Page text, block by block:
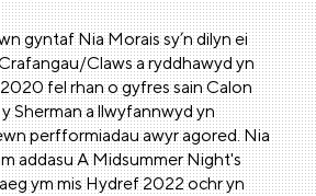
gyntaf Nia Morais sy’n dilyn ei
Claws a ryddhawyd yn
fel rhan o gyfres sain Calon
Sherman a llwyfannwyd yn
perfformiadau awyr agored. Nia
addasu A Midsummer Night's
ym mis Hydref 2022 ochr yn